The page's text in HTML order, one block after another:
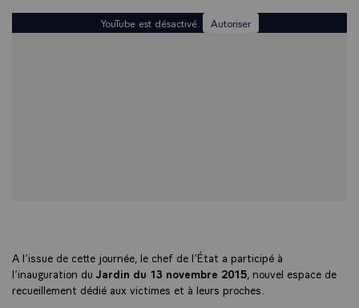
YouTube est désactivé. Autoriser
A l’issue de cette journée, le chef de l’État a participé à
l’inauguration du Jardin du 13 novembre 2015, nouvel espace de
recueillement dédié aux victimes et à leurs proches.